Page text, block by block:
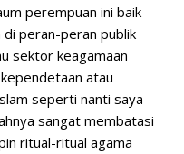
perempuan ini baik
di peran-peran publik
sektor keagamaan
atau
seperti nanti saya
sangat membatasi
ritual-ritual agama